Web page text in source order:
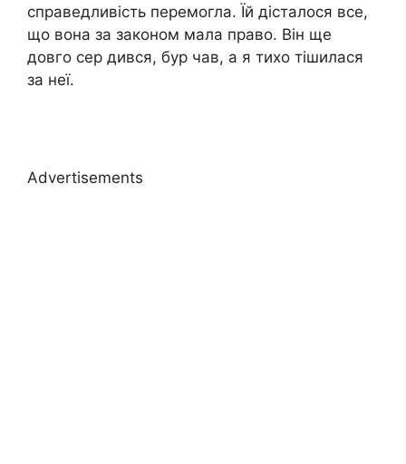
справедливість перемогла. Їй дісталося все,
що вона за законом мала право. Він ще
довго сер дився, бур чав, а я тихо тішилася
за неї.
Advertisements